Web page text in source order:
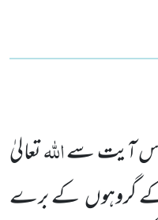
اس آیت سےاللہتعالیٰ
کے گروہوں کے برے